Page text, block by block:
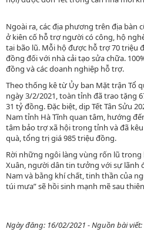
Ngoài ra, các địa phương trên địa bàn
ở kiên cố hỗ trợ người có công, hộ
tai bão lũ. Mỗi hộ được hỗ trợ 70 triệu
đồng đối với nhà cải tạo sửa chữa.
đồng và các doanh nghiệp hỗ trợ.
Theo thống kê từ Ủy ban Mặt trận Tổ
ngày 3/2/2021, toàn tỉnh đã trao tặng
31 tỷ đồng. Đặc biệt, dịp Tết Tân Sửu
Nam tỉnh Hà Tĩnh quan tâm, hướng
tâm bảo trợ xã hội trong tỉnh và đã
quà, tổng trị giá 985 triệu đồng.
Rời những ngôi làng vùng rốn lũ
Xuân, người dân tin tưởng với sự lãnh
Nam và bằng khí chất, tinh thần của
túi mưa” sẽ hồi sinh mạnh mẽ sau
Ngày đăng: 16/02/2021 - Nguồn bài viết: